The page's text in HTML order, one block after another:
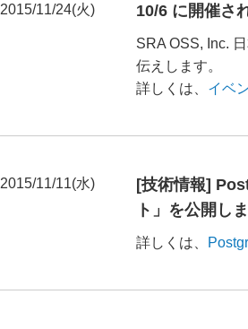
2015/11/24(火) 10/6 に開催さ
SRA OSS, Inc.
伝えします。
詳しくは、 イベ
2015/11/11(水)
[技術情報]
ト」を公開し
詳しくは、